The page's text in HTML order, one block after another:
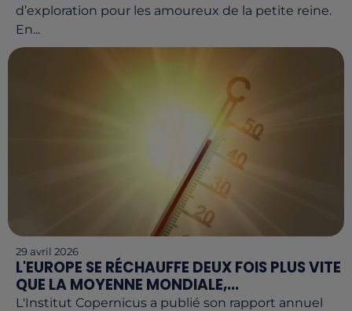
d’exploration pour les amoureux de la petite reine.
En...
29 avril 2026
L'EUROPE SE RÉCHAUFFE DEUX FOIS PLUS VITE
QUE LA MOYENNE MONDIALE,...
L'Institut Copernicus a publié son rapport annuel